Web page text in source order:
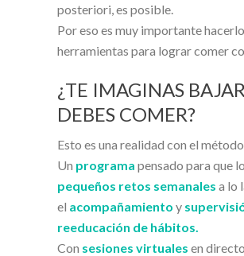
posteriori, es posible.
Por eso es muy importante
herramientas para lograr comer
¿TE IMAGINAS
DEBES COMER?
Esto es una realidad con el método
Un programa pensado para que
pequeños retos semanales a lo
el acompañamiento y
reeducación de hábitos.
Con sesiones virtuales en